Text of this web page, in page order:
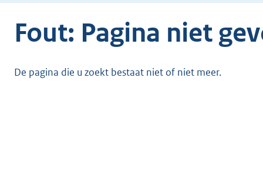
Fout: Pagina niet
De pagina die u zoekt bestaat niet of niet meer.